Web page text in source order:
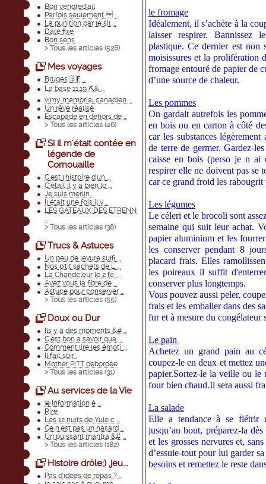
Bon vendred'ail
Parfois seulement ...
La punition par le sil ...
Date fixe
Bon sens
> Tous les articles (526)
Mes voyages
Bruges 🇧Ӻ ...
La base 11,19 ⛏& ...
vimy mémorial canadien ...
Un rêve réalisé
Escapade en dehors de ...
> Tous les articles (46)
Si il m'était contée en
légende de
Cornouaille
C'est l'histoire d'un ...
C'était il y a bien lo ...
Je suis merlin...
Il était une fois il y ...
LES GATEAUX DES ETRENN
...
> Tous les articles (36)
Trucs & Astuces
Un peu de levure suffi ...
Nos p'tit sachets de L ...
La Chandeleur le 2 fé ...
Avez vous la fibre de ...
Astuce pour conserver ...
> Tous les articles (55)
Doux ou Dur
Ils y a des moments &# ...
C'est bon a savoir qua ...
Comment lire les émoti ...
Il fait soir ,
Mother PiTT debordée
> Tous les articles (31)
Au services de la Vie
💫Information é ...
Rire
Les 12 nuits de Yule c ...
Ce n'est pas un hasard ...
Un puissant mantra &# ...
> Tous les articles (182)
Histoire drôle;) ,jeu...
Pas d'idées de repas ? ...
le fromage
Idéalement, il s’achète à la
laisser respirer. Bannissez
plastique. Ce dernier est non
moisissures et la prolifération
fromage entouré de papier de
d’une source de chaleur.
Les pommes
On gardait autrefois les
en bois ou en carton à côté
car les substances
de terre de germer. Gardez-
caisse en bois (perso je n ai
respirer elle ne doivent pas se
car ce grand froid les rabougrit
Les légumes
Le céleri et le brocoli sont
semaine qui suit leur achat.
papier aluminium et les
les conserver pendant 8
placard frais. Elles
les poireaux il suffit
conserver plus longtemps.
Vous pouvez aussi peler,
frais et les emballer dans des
fur et à mesure du congélateur
Le pain
Achetez un grand pain au
coupez-le en deux et mettez
papier.Sortez-le la veille ou le
four bien chaud.Il sera aussi
La salade
Elle a tendance à se flétrir
jusqu’au bout, préparez-la
et les grosses nervures et,
d’essuie-tout pour lui garder
besoins et remettez le reste